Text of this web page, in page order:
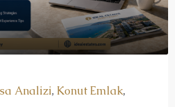
Analizi, Konut Emlak,